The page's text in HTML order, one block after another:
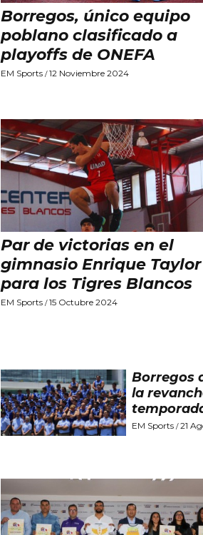
Borregos, único equipo
poblano clasificado a
playoffs de ONEFA
EM Sports /12 Noviembre 2024
Par de victorias en el
gimnasio Enrique Taylor
para los Tigres Blancos
EM Sports /15 Octubre 2024
Borregos
la
EM Sports /21